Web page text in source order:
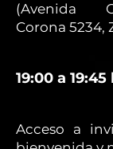
(Avenida
Corona 5234,
19:00 a 19:45
Acceso a